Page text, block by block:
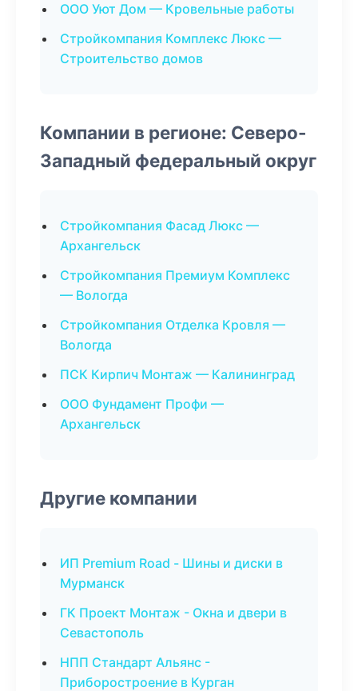
ООО Уют Дом — Кровельные работы
Стройкомпания Комплекс Люкс —
Строительство домов
Компании в регионе: Северо-
Западный федеральный округ
Стройкомпания Фасад Люкс —
Архангельск
Стройкомпания Премиум Комплекс
— Вологда
Стройкомпания Отделка Кровля —
Вологда
ПСК Кирпич Монтаж — Калининград
ООО Фундамент Профи —
Архангельск
Другие компании
ИП Premium Road - Шины и диски в
Мурманск
ГК Проект Монтаж - Окна и двери в
Севастополь
НПП Стандарт Альянс -
Приборостроение в Курган